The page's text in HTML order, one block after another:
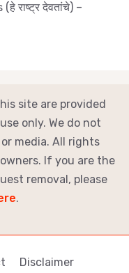
राष्ट्र देवतांचे) –
site are provided
only. We do not
media. All rights
If you are the
removal, please
.
Disclaimer